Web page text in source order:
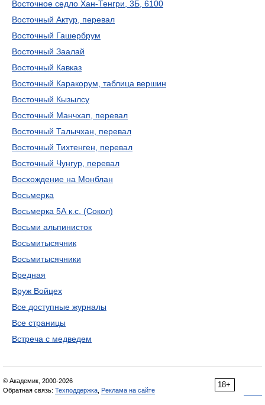
Восточное седло Хан-Тенгри, 3Б, 6100
Восточный Актур, перевал
Восточный Гашербрум
Восточный Заалай
Восточный Кавказ
Восточный Каракорум, таблица вершин
Восточный Кызылсу
Восточный Манчхап, перевал
Восточный Талычхан, перевал
Восточный Тихтенген, перевал
Восточный Чунгур, перевал
Восхождение на Монблан
Восьмерка
Восьмерка 5А к.с. (Сокол)
Восьми альпинисток
Восьмитысячник
Восьмитысячники
Вредная
Вруж Войцех
Все доступные журналы
Все страницы
Встреча с медведем
18+
© Академик, 2000-2026
Обратная связь: Техподдержка Реклама на сайте